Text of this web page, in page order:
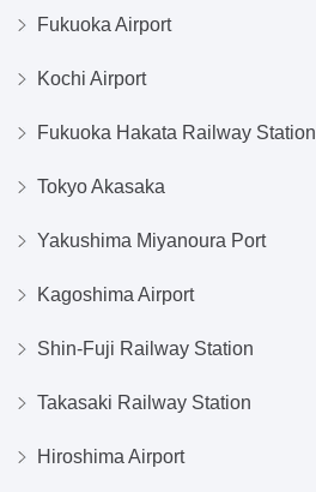
Fukuoka Airport
Kochi Airport
Fukuoka Hakata Railway Station
Tokyo Akasaka
Yakushima Miyanoura Port
Kagoshima Airport
Shin-Fuji Railway Station
Takasaki Railway Station
Hiroshima Airport